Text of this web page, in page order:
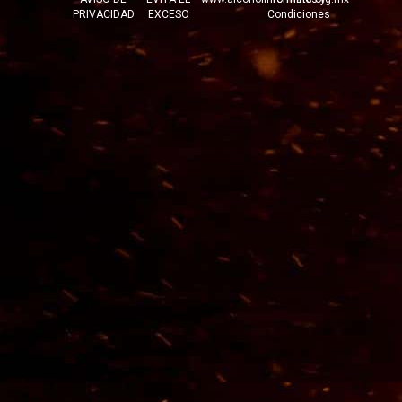
© 2026 Tequilera Corralejo S.A. de C.V.
Dom. Conocido s/n Ex-Hacienda
Tels. 01 (469) 696 4104, 05 y 06.
AVISO DE PRIVACIDAD
SIGUENOS EN :
PRIVACIDAD
EXCESO
Condiciones